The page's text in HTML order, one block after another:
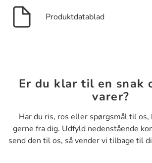
Produktdatablad
Er du klar til en snak
varer?
Har du ris, ros eller spørgsmål til
gerne fra dig. Udfyld nedenstående
send den til os, så vender vi tilbage til